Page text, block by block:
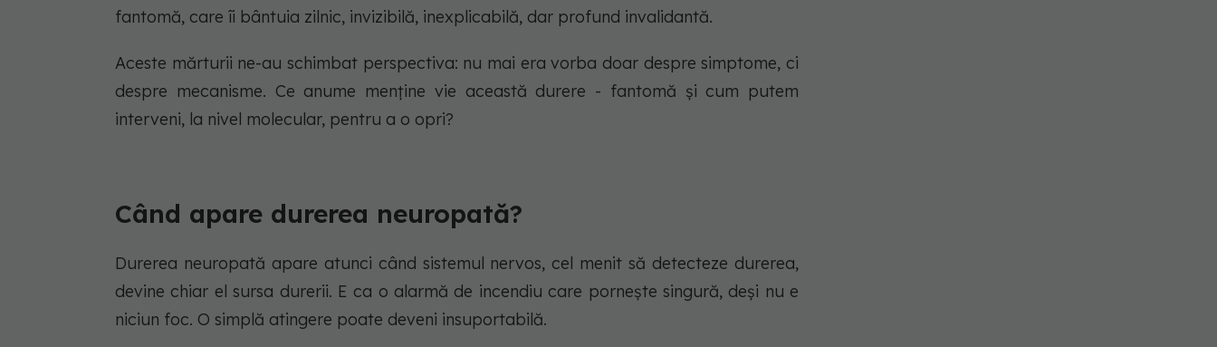
fantomă, care îi bântuia zilnic, invizibilă, inexplicabilă, dar profund invalidantă.
Aceste mărturii ne-au schimbat perspectiva: nu mai era vorba doar despre simptome, ci
despre mecanisme. Ce anume menține vie această durere - fantomă și cum putem
interveni, la nivel molecular, pentru a o opri?
Când apare durerea neuropată?
Durerea neuropată apare atunci când sistemul nervos, cel menit să detecteze durerea,
devine chiar el sursa durerii. E ca o alarmă de incendiu care pornește singură, deși nu e
niciun foc. O simplă atingere poate deveni insuportabilă.